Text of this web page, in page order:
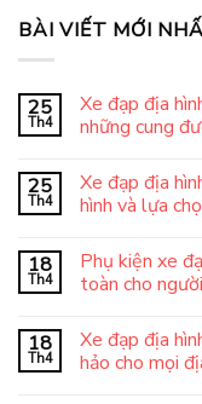
BÀI VIẾT MỚI
25
Th4
Xe đạp địa
những cung
25
Th4
Xe đạp địa
hình và lựa
18
Th4
Phụ kiện xe
toàn cho
18
Th4
Xe đạp địa
hảo cho mọi